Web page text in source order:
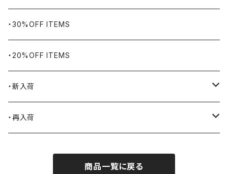
Bills KHAKIS
BLUCO
Blundstone
BLACK JACK BOOTS
ピンズ・ブローチ
腕時計
ナバホラグ・ビンテージラグ
ブランケット
食品
ライター
・30%OFF ITEMS
・20%OFF ITEMS
・新入荷
2026.7.31
・再入荷
商品一覧に戻る